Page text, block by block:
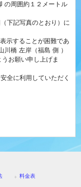
の周囲約１２メートル
下記写真のとおり）に
示することが困難であ
橋 左岸（福島 側 ）
お願い申し上げま
全に利用していただく
料金表